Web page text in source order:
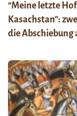
“Meine letzte
Kasachstan”:
die Abschiebung